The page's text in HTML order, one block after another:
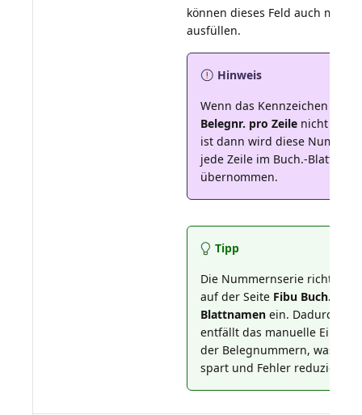
können dieses Feld auch
Hinweis
Wenn das Kennzeichen
Belegnr. pro Zeile nicht
ist dann wird diese Nummer
jede Zeile im Buch.-Blatt
übernommen.
Tipp
Die Nummernserie richten
auf der Seite Fibu Buch.-
Blattnamen ein. Dadurch
entfällt das manuelle
der Belegnummern, was Zeit
spart und Fehler reduziert.